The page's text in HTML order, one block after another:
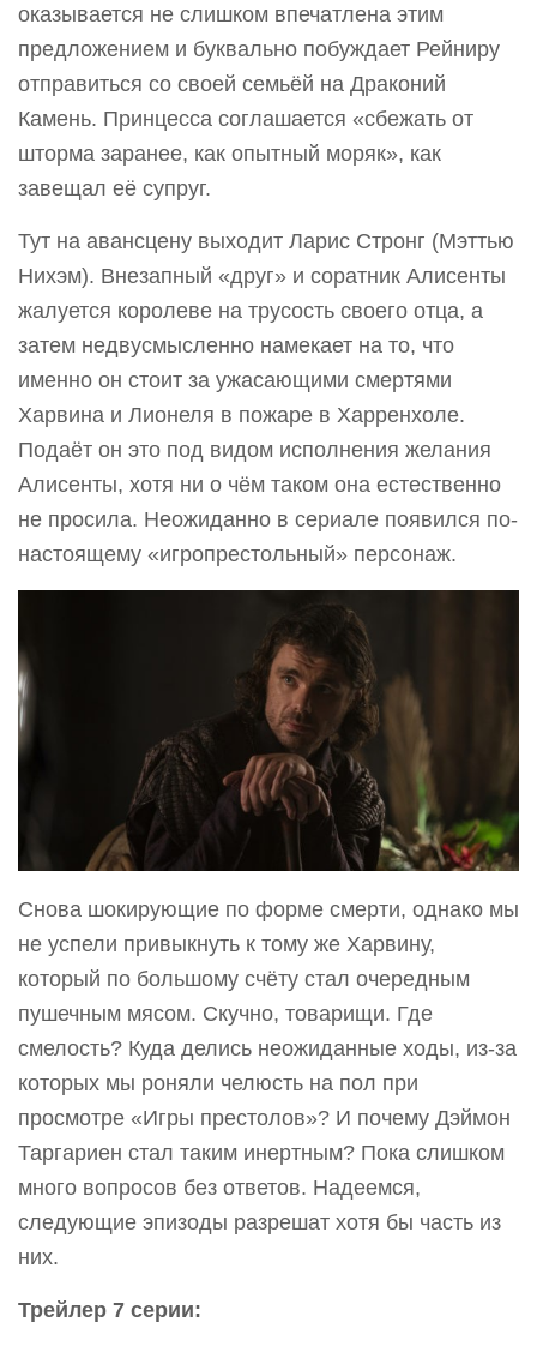
оказывается не слишком впечатлена этим
предложением и буквально побуждает Рейниру
отправиться со своей семьёй на Драконий
Камень. Принцесса соглашается «сбежать от
шторма заранее, как опытный моряк», как
завещал её супруг.
Тут на авансцену выходит Ларис Стронг (Мэттью
Нихэм). Внезапный «друг» и соратник Алисенты
жалуется королеве на трусость своего отца, а
затем недвусмысленно намекает на то, что
именно он стоит за ужасающими смертями
Харвина и Лионеля в пожаре в Харренхоле.
Подаёт он это под видом исполнения желания
Алисенты, хотя ни о чём таком она естественно
не просила. Неожиданно в сериале появился по-
настоящему «игропрестольный» персонаж.
Снова шокирующие по форме смерти, однако мы
не успели привыкнуть к тому же Харвину,
который по большому счёту стал очередным
пушечным мясом. Скучно, товарищи. Где
смелость? Куда делись неожиданные ходы, из-за
которых мы роняли челюсть на пол при
просмотре «Игры престолов»? И почему Дэймон
Таргариен стал таким инертным? Пока слишком
много вопросов без ответов. Надеемся,
следующие эпизоды разрешат хотя бы часть из
них.
Трейлер 7 серии: